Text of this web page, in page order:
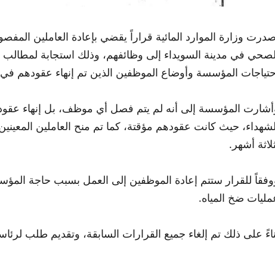
وزارة الموارد المائية قراراً يقضي بإعادة العاملين
في مدينة السويداء إلى وظائفهم، وذلك استجابة لمطالب
المؤسسة وأوضاع الموظفين الذين تم إنهاء عقودهم
المؤسسة إلى أنه لم يتم فصل أي موظف، بل إنهاء
حيث كانت عقودهم مؤقتة، كما تم منح العاملين
أشهر.
للقرار ستتم إعادة الموظفين إلى العمل بسبب حاجة
ضخ المياه.
على ذلك تم إلغاء جميع القرارات السابقة، وتقديم طلب